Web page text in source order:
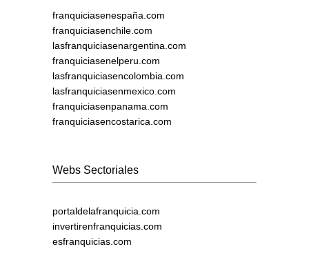
franquiciasenespaña.com
franquiciasenchile.com
lasfranquiciasenargentina.com
franquiciasenelperu.com
lasfranquiciasencolombia.com
lasfranquiciasenmexico.com
franquiciasenpanama.com
franquiciasencostarica.com
Webs Sectoriales
portaldelafranquicia.com
invertirenfranquicias.com
esfranquicias.com